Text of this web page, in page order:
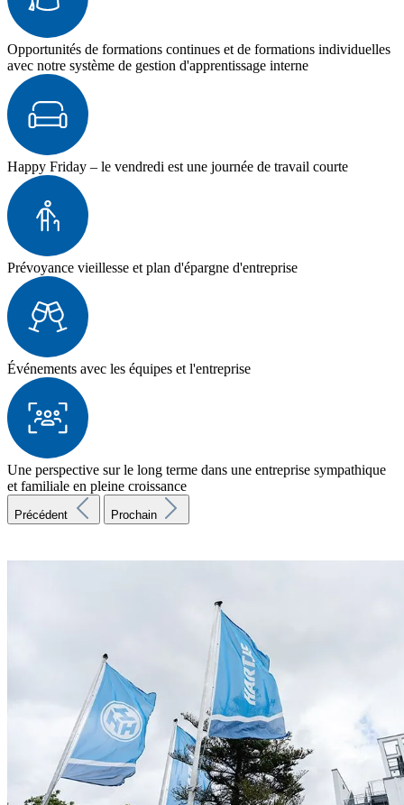
Opportunités de formations continues et de formations individuelles
avec notre système de gestion d'apprentissage interne
Happy Friday – le vendredi est une journée de travail courte
Prévoyance vieillesse et plan d'épargne d'entreprise
Événements avec les équipes et l'entreprise
Une perspective sur le long terme dans une entreprise sympathique
et familiale en pleine croissance
Précédent Prochain